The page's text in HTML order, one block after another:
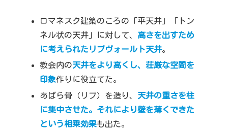
ロマネスク建築のころの「平天井」「トン
ネル状の天井」に対して、 高さを出すため
に考えられたリブヴォールト天井。
教会内の天井をより高くし、荘厳な空間を
印象作りに役立てた。
あばら骨（リブ）を造り、 天井の重さを柱
に集中させた。それにより壁を薄くできた
という相乗効果も出た。